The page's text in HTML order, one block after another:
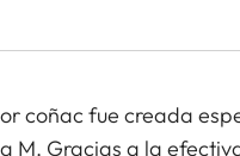
coñac fue creada
M. Gracias a la